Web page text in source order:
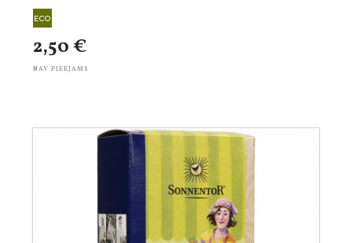
2,50 €
NAV PIEEJAMS